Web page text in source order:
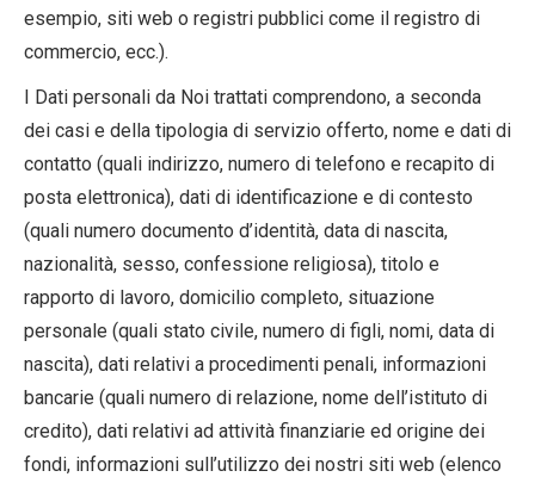
esempio, siti web o registri pubblici come il registro di
commercio, ecc.).
I Dati personali da Noi trattati comprendono, a seconda
dei casi e della tipologia di servizio offerto, nome e dati di
contatto (quali indirizzo, numero di telefono e recapito di
posta elettronica), dati di identificazione e di contesto
(quali numero documento d’identità, data di nascita,
nazionalità, sesso, confessione religiosa), titolo e
rapporto di lavoro, domicilio completo, situazione
personale (quali stato civile, numero di figli, nomi, data di
nascita), dati relativi a procedimenti penali, informazioni
bancarie (quali numero di relazione, nome dell’istituto di
credito), dati relativi ad attività finanziarie ed origine dei
fondi, informazioni sull’utilizzo dei nostri siti web (elenco